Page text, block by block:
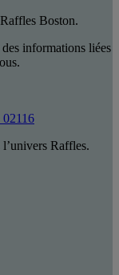
Boston.
informations liées
02116
Raffles.